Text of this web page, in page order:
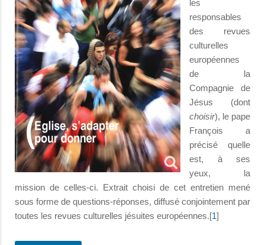
les
responsables
des revues
culturelles
européennes
de la
Compagnie de
Jésus (dont
choisir), le pape
François a
précisé quelle
est, à ses
yeux, la
mission de celles-ci. Extrait choisi de cet entretien mené
sous forme de questions-réponses, diffusé conjointement par
toutes les revues culturelles jésuites européennes.[1]